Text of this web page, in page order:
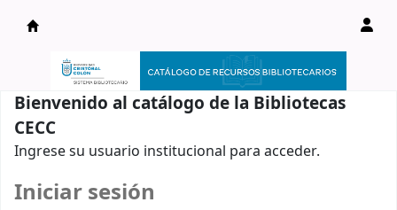
Catálogo en línea
Bienvenido al catálogo de la Bibliotecas
CECC
Ingrese su usuario institucional para acceder.
Iniciar sesión